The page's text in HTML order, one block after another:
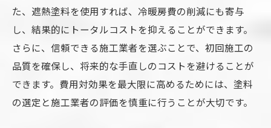
た、遮熱塗料を使用すれば、冷暖房費の削減にも寄与
し、結果的にトータルコストを抑えることができます。
さらに、信頼できる施工業者を選ぶことで、初回施工の
品質を確保し、将来的な手直しのコストを避けることが
できます。費用対効果を最大限に高めるためには、塗料
の選定と施工業者の評価を慎重に行うことが大切です。